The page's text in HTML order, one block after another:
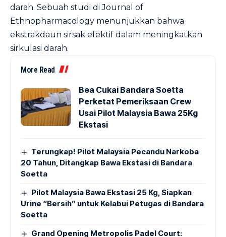
darah. Sebuah studi diJournal of
Ethnopharmacology menunjukkan bahwa
ekstrakdaun sirsak efektif dalam meningkatkan
sirkulasi darah.
More Read
Bea Cukai Bandara Soetta
Perketat Pemeriksaan Crew
Usai Pilot Malaysia Bawa 25Kg
Ekstasi
Terungkap! Pilot Malaysia Pecandu Narkoba
20 Tahun, Ditangkap Bawa Ekstasi di Bandara
Soetta
Pilot Malaysia Bawa Ekstasi 25 Kg, Siapkan
Urine “Bersih” untuk Kelabui Petugas di Bandara
Soetta
Grand Opening Metropolis Padel Court: